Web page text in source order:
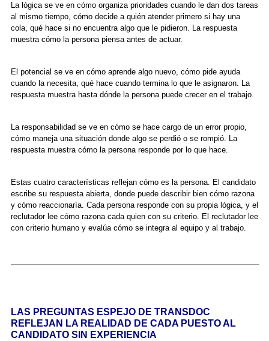
La lógica se ve en cómo organiza prioridades cuando le dan dos tareas
al mismo tiempo, cómo decide a quién atender primero si hay una
cola, qué hace si no encuentra algo que le pidieron. La respuesta
muestra cómo la persona piensa antes de actuar.
El potencial se ve en cómo aprende algo nuevo, cómo pide ayuda
cuando la necesita, qué hace cuando termina lo que le asignaron. La
respuesta muestra hasta dónde la persona puede crecer en el trabajo.
La responsabilidad se ve en cómo se hace cargo de un error propio,
cómo maneja una situación donde algo se perdió o se rompió. La
respuesta muestra cómo la persona responde por lo que hace.
Estas cuatro características reflejan cómo es la persona. El candidato
escribe su respuesta abierta, donde puede describir bien cómo razona
y cómo reaccionaría. Cada persona responde con su propia lógica, y el
reclutador lee cómo razona cada quien con su criterio. El reclutador lee
con criterio humano y evalúa cómo se integra al equipo y al trabajo.
LAS PREGUNTAS ESPEJO DE TRANSDOC
REFLEJAN LA REALIDAD DE CADA PUESTO AL
CANDIDATO SIN EXPERIENCIA